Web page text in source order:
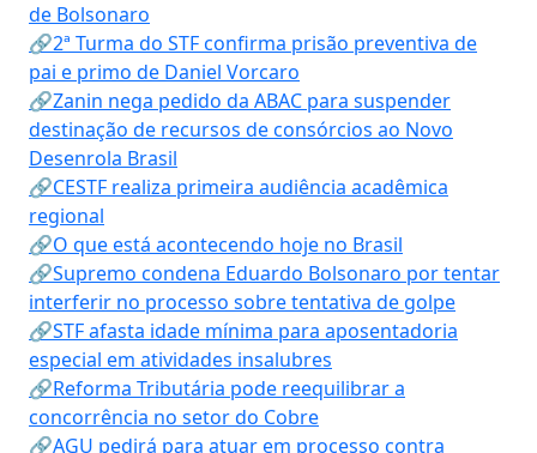
de Bolsonaro
🔗2ª Turma do STF confirma prisão preventiva de
pai e primo de Daniel Vorcaro
🔗Zanin nega pedido da ABAC para suspender
destinação de recursos de consórcios ao Novo
Desenrola Brasil
🔗CESTF realiza primeira audiência acadêmica
regional
🔗O que está acontecendo hoje no Brasil
🔗Supremo condena Eduardo Bolsonaro por tentar
interferir no processo sobre tentativa de golpe
🔗STF afasta idade mínima para aposentadoria
especial em atividades insalubres
🔗Reforma Tributária pode reequilibrar a
concorrência no setor do Cobre
🔗AGU pedirá para atuar em processo contra